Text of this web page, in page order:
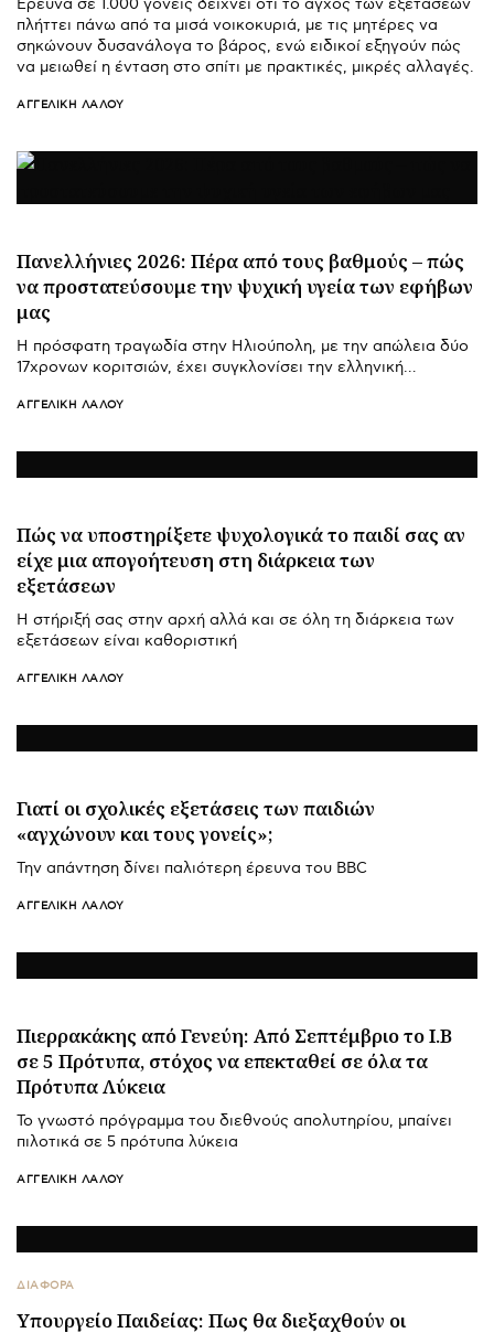
πλήττει πάνω από τα μισά νοικοκυριά, με τις μητέρες να
σηκώνουν δυσανάλογα το βάρος, ενώ ειδικοί εξηγούν πώς
να μειωθεί η ένταση στο σπίτι με πρακτικές, μικρές αλλαγές.
ΑΓΓΕΛΙΚΉ ΛΆΛΟΥ
Πανελλήνιες 2026: Πέρα από τους βαθμούς – πώς
να προστατεύσουμε την ψυχική υγεία των εφήβων
μας
Η πρόσφατη τραγωδία στην Ηλιούπολη, με την απώλεια δύο
17χρονων κοριτσιών, έχει συγκλονίσει την ελληνική…
ΑΓΓΕΛΙΚΉ ΛΆΛΟΥ
Πώς να υποστηρίξετε ψυχολογικά το παιδί σας αν
είχε μια απογοήτευση στη διάρκεια των
εξετάσεων
Η στήριξή σας στην αρχή αλλά και σε όλη τη διάρκεια των
εξετάσεων είναι καθοριστική
ΑΓΓΕΛΙΚΉ ΛΆΛΟΥ
Γιατί οι σχολικές εξετάσεις των παιδιών
«αγχώνουν και τους γονείς»;
Την απάντηση δίνει παλιότερη έρευνα του BBC
ΑΓΓΕΛΙΚΉ ΛΆΛΟΥ
Πιερρακάκης από Γενεύη: Από Σεπτέμβριο το Ι.Β
σε 5 Πρότυπα, στόχος να επεκταθεί σε όλα τα
Πρότυπα Λύκεια
Το γνωστό πρόγραμμα του διεθνούς απολυτηρίου, μπαίνει
πιλοτικά σε 5 πρότυπα λύκεια
ΑΓΓΕΛΙΚΉ ΛΆΛΟΥ
ΔΙΑΦΟΡΑ
Υπουργείο Παιδείας: Πως θα διεξαχθούν οι